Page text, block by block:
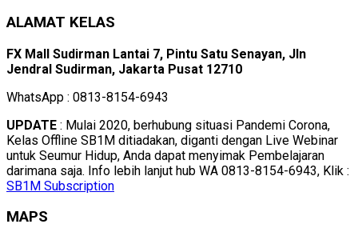
ALAMAT KELAS
FX Mall Sudirman Lantai 7, Pintu Satu Senayan, Jln
Jendral Sudirman, Jakarta Pusat 12710
WhatsApp : 0813-8154-6943
UPDATE : Mulai 2020, berhubung situasi Pandemi Corona,
Kelas Offline SB1M ditiadakan, diganti dengan Live Webinar
untuk Seumur Hidup, Anda dapat menyimak Pembelajaran
darimana saja. Info lebih lanjut hub WA 0813-8154-6943, Klik :
SB1M Subscription
MAPS